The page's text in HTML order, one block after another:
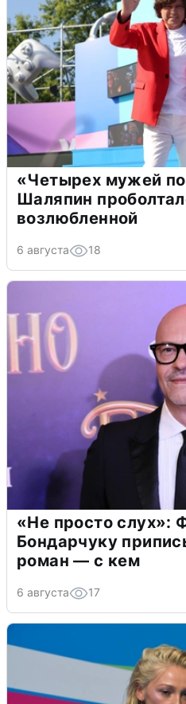
«Четырех мужей
Шаляпин
возлюбленной
6 августа 18
«Не просто слух»:
Бондарчуку
роман — с кем
6 августа 17